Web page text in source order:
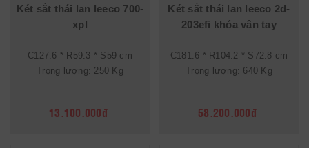
Két sắt thái lan leeco 700-
xpl
C127.6 * R59.3 * S59 cm
Trọng lượng: 250 Kg
13.100.000đ
Két sắt thái lan leeco 2d-
203efi khóa vân tay
C181.6 * R104.2 * S72.8 cm
Trọng lượng: 640 Kg
58.200.000đ